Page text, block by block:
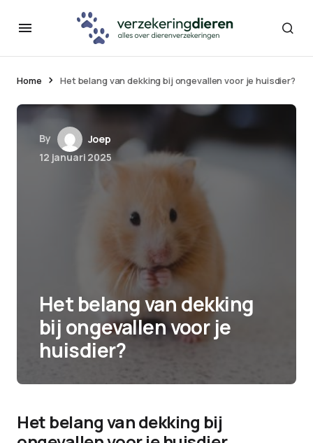
Home Het belang van dekking bij ongevallen voor je huisdier?
By
Joep
12 januari 2025
Het belang van dekking
bij ongevallen voor je
huisdier?
Het belang van dekking bij